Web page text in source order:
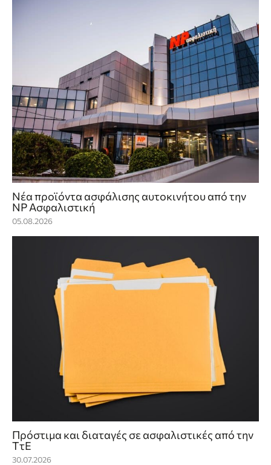
Νέα προϊόντα ασφάλισης αυτοκινήτου από την
NP Ασφαλιστική
05.08.2026
Πρόστιμα και διαταγές σε ασφαλιστικές από την
ΤτΕ
30.07.2026